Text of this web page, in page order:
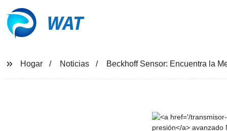
WAT
Hogar Noticias Beckhoff Sensor: Encuentra la